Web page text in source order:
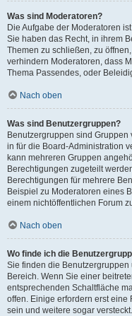
Was sind Moderatoren?
Die Aufgabe der Moderatoren
Sie haben das Recht, in ihrem
Themen zu schließen, zu
verhindern Moderatoren, dass
Thema Passendes, oder
Nach oben
Was sind Benutzergruppen?
Benutzergruppen sind
in für die Board-Administration
kann mehreren Gruppen
Berechtigungen zugeteilt
Berechtigungen für mehrere
Beispiel zu Moderatoren eines
einem nichtöffentlichen Forum
Nach oben
Wo finde ich die
Sie finden die Benutzergruppen
Bereich. Wenn Sie einer
entsprechenden Schaltfläche
offen. Einige erfordern erst
sein und weitere sogar